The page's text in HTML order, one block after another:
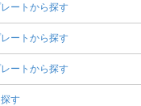
ートから探す
ートから探す
ートから探す
す